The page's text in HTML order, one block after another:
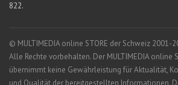
822.
© MULTIMEDIA online STORE der Schweiz 2001-
Alle Rechte vorbehalten. Der MULTIMEDIA online
übernimmt keine Gewährleistung für Aktualität,
und Qualität der bereitgestellten Informationen.